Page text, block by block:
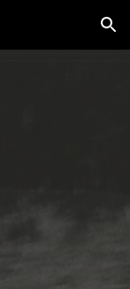
Skip to navigation